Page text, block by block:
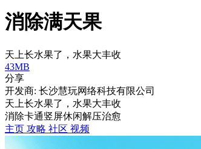
消除满天果
天上长水果了，水果大丰收
43MB
分享
开发商: 长沙慧玩网络科技有限公司
天上长水果了，水果大丰收
消除卡通竖屏休闲解压治愈
主页 攻略 社区 视频